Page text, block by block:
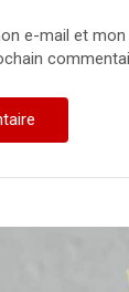
e-mail et